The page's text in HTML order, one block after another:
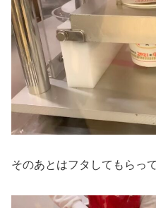
そのあとはフタしてもらっ